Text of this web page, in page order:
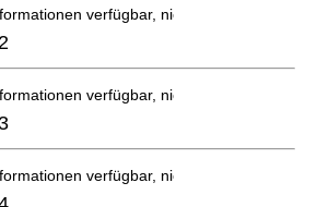
verfügbar, nicht bestellbar
verfügbar, nicht bestellbar
verfügbar, nicht bestellbar